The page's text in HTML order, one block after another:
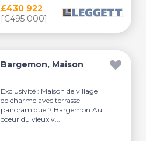
£430 922
[€495 000]
Bargemon, Maison
Exclusivité : Maison de village
de charme avec terrasse
panoramique ? Bargemon Au
coeur du vieux v...